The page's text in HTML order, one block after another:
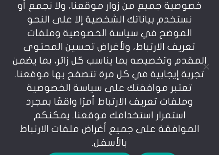
سياسة الخصوصية
عن بالعربي
يمنع نسخ أو إعادة استخدام المواد المنشورة على
موقعنا تحت طائلة المسؤولية، إن أي استخدام أو إعادة
نشر أو إجتزاء بدون اذن خطي مسبق يعد انتهاكاُ لشروط
الإستخدام المعرفة بوضوح في موقعنا. © bel3arabi.me
خصوصية جميع من زوار موقعنا، ولا نجمع أو
نستخدم بياناتك الشخصية إلا على النحو
الموضح في سياسة الخصوصية وملفات
تعريف الارتباط، ولأغراض تحسين المحتوى
المقدم وتخصيصه بما يناسب كل زائر، بما يضمن
تجربة إيجابية في كل مرة تتصفح بها موقعنا.
تعتبر موافقتك على سياسة الخصوصية
وملفات تعريف الارتباط أمرًا واقعًا بمجرد
استمرار استخدامك موقعنا. يمكنكم
الموافقة على جميع أغراض ملفات الارتباط
بالأسفل.